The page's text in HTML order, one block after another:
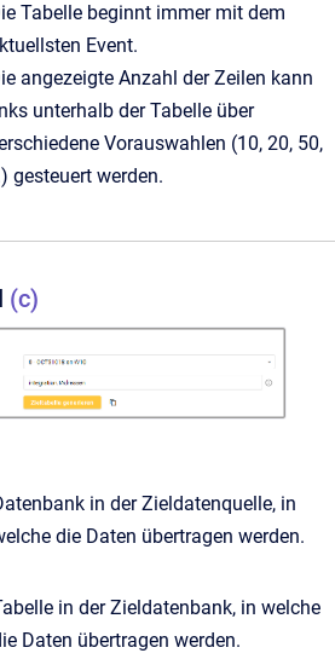
Tabelle beginnt immer mit dem
Event.
angezeigte Anzahl der Zeilen kann
unterhalb der Tabelle über
Vorauswahlen (10, 20, 50,
gesteuert werden.
(c)
in der Zieldatenquelle, in
die Daten übertragen werden.
in der Zieldatenbank, in welche
Daten übertragen werden.